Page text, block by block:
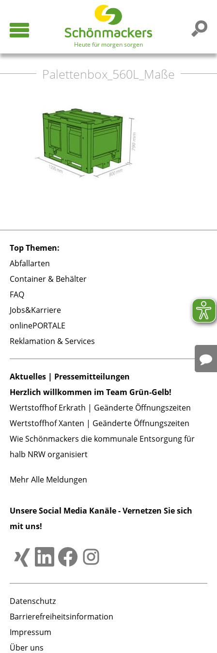
Heute für morgen sorgen
Palettenbox_560L_Maße
Top Themen:
Abfallarten
Container & Behälter
FAQ
Jobs&Karriere
onlinePORTALE
Reklamation & Services
Datenschutz
Barrierefreiheitsinformation
Impressum
Über uns
Aktuelles | Pressemitteilungen
Herzlich willkommen im Team Grün-Gelb!
Wertstoffhof Erkrath | Geänderte Öffnungszeiten
Wertstoffhof Xanten | Geänderte Öffnungszeiten
Wie Schönmackers die kommunale Entsorgung für
halb NRW organisiert
MehrAlle Meldungen
Unsere Social Media Kanäle - Vernetzen Sie sich
mit uns!